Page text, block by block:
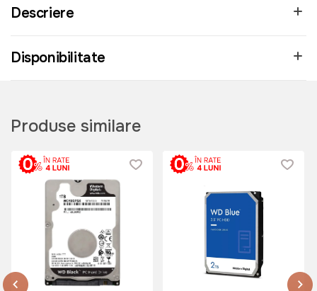
Descriere
Disponibilitate
Produse similare